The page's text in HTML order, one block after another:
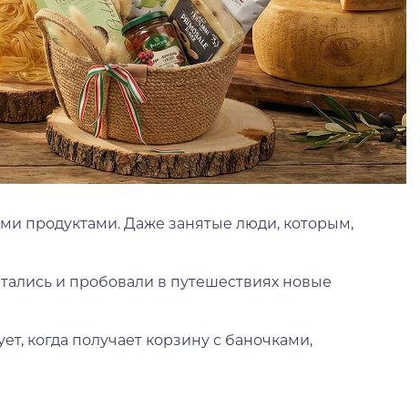
продуктами. Даже занятые люди, которым,
и пробовали в путешествиях новые
когда получает корзину с баночками,